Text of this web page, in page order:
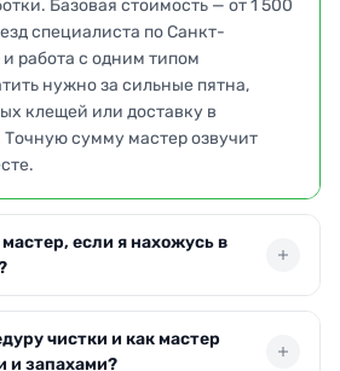
Базовая стоимость — от 1 500
специалиста по Санкт-
работа с одним типом
нужно за сильные пятна,
клещей или доставку в
сумму мастер озвучит
если я нахожусь в
в течение 2–3 часов после
чистки и как мастер
и запахами?